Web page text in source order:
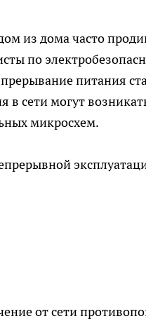
из дома часто
по
питания
в сети могут
микросхем.
от сети